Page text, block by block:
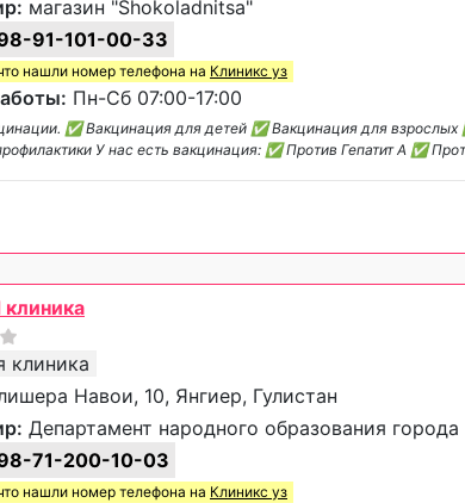
магазин "Shokoladnitsa"
91-101-00-33
нашли номер телефона на Клиникс уз
Пн-Сб 07:00-17:00
✅ Вакцинация для детей ✅ Вакцинация для
У нас есть вакцинация: ✅ Против Гепатит A ✅
клиника
Навои, 10, Янгиер, Гулистан
Департамент народного образования города
71-200-10-03
нашли номер телефона на Клиникс уз